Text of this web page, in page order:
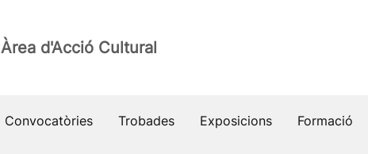
Àrea d'Acció Cultural
Convocatòries Trobades Exposicions Formació